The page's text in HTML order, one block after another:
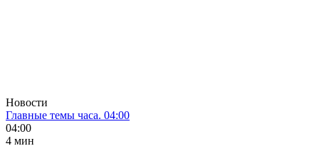
Новости
Главные темы часа. 04:00
04:00
4 мин